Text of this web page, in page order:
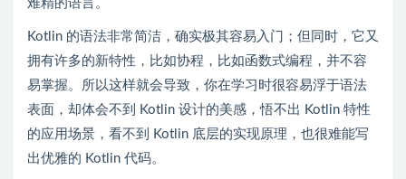
难精的语言。
Kotlin 的语法非常简洁，确实极其容易入门；但同时，它又
拥有许多的新特性，比如协程，比如函数式编程，并不容
易掌握。所以这样就会导致，你在学习时很容易浮于语法
表面，却体会不到 Kotlin 设计的美感，悟不出 Kotlin 特性
的应用场景，看不到 Kotlin 底层的实现原理，也很难能写
出优雅的 Kotlin 代码。